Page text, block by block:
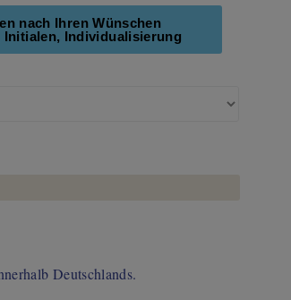
nach Ihren Wünschen
Initialen, Individualisierung
Deutschlands.